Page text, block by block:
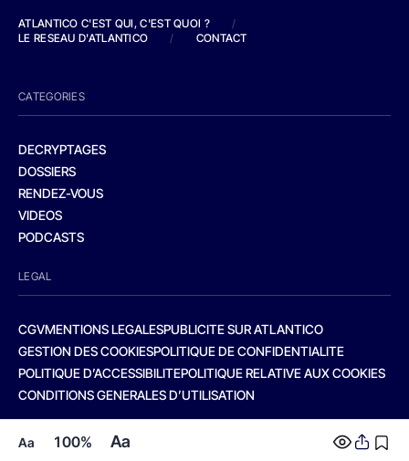
Aa 100% Aa
ATLANTICO C'EST QUI, C'EST QUOI ?
/
LE RESEAU D'ATLANTICO
/ CONTACT
CATEGORIES
DECRYPTAGES
DOSSIERS
RENDEZ-VOUS
VIDEOS
PODCASTS
LEGAL
CGVMENTIONS LEGALESPUBLICITE SUR ATLANTICO
GESTION DES COOKIESPOLITIQUE DE CONFIDENTIALITE
POLITIQUE D’ACCESSIBILITEPOLITIQUE RELATIVE AUX COOKIES
CONDITIONS GENERALES D’UTILISATION